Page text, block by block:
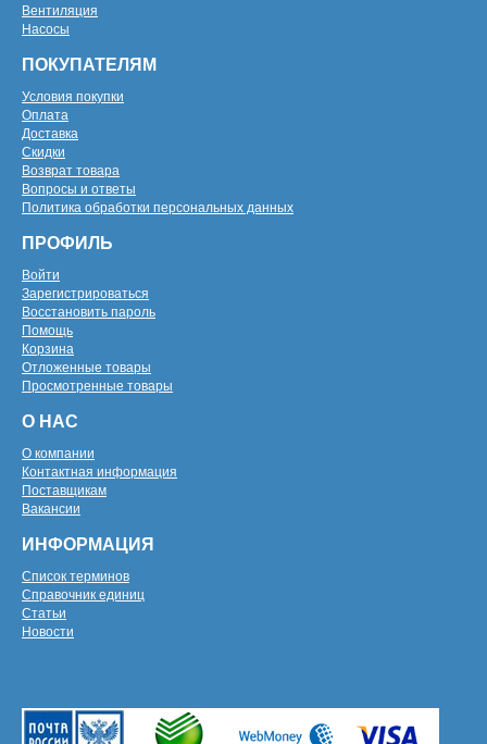
Вентиляция
Насосы
ПОКУПАТЕЛЯМ
Условия покупки
Оплата
Доставка
Скидки
Возврат товара
Вопросы и ответы
Политика обработки персональных данных
ПРОФИЛЬ
Войти
Зарегистрироваться
Восстановить пароль
Помощь
Корзина
Отложенные товары
Просмотренные товары
О НАС
О компании
Контактная информация
Поставщикам
Вакансии
ИНФОРМАЦИЯ
Список терминов
Справочник единиц
Статьи
Новости